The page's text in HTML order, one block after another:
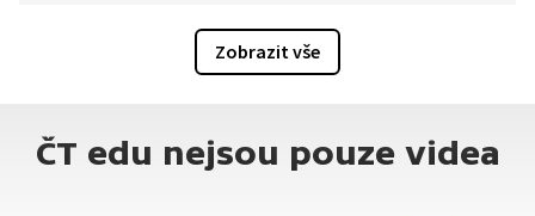
Zobrazit vše
ČT edu nejsou pouze videa